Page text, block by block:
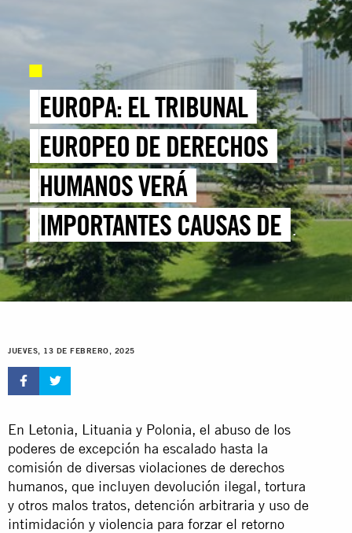
EUROPA: EL TRIBUNAL
EUROPEO DE DERECHOS
HUMANOS VERÁ
IMPORTANTES CAUSAS DE
“DEVOLUCIÓN ILEGAL”
JUEVES, 13 DE FEBRERO, 2025
En Letonia, Lituania y Polonia, el abuso de los
poderes de excepción ha escalado hasta la
comisión de diversas violaciones de derechos
humanos, que incluyen devolución ilegal, tortura
y otros malos tratos, detención arbitraria y uso de
intimidación y violencia para forzar el retorno